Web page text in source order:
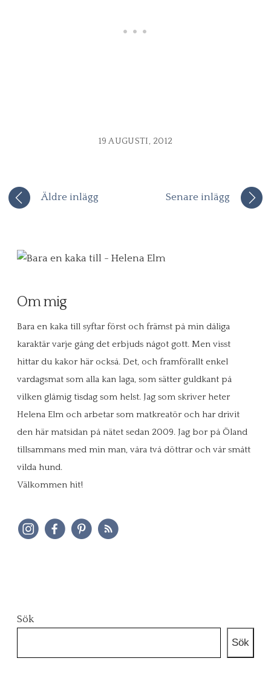
19 AUGUSTI, 2012
Äldre inlägg Senare inlägg
Om mig
Bara en kaka till syftar först och främst på min dåliga
karaktär varje gång det erbjuds något gott. Men visst
hittar du kakor här också. Det, och framförallt enkel
vardagsmat som alla kan laga, som sätter guldkant på
vilken glåmig tisdag som helst. Jag som skriver heter
Helena Elm och arbetar som matkreatör och har drivit
den här matsidan på nätet sedan 2009. Jag bor på Öland
tillsammans med min man, våra två döttrar och vår smått
vilda hund.
Välkommen hit!
Sök
Sök